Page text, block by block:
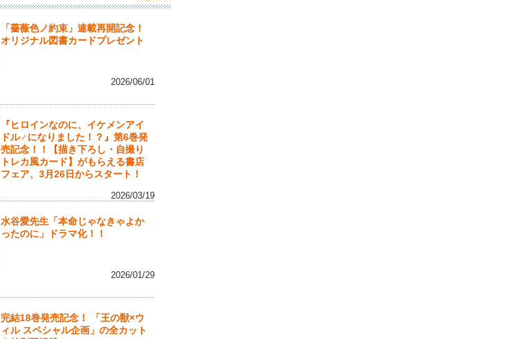
「薔薇色ノ約束」連載再開記念！
オリジナル図書カードプレゼント
2026/06/01
『ヒロインなのに、イケメンアイ
ドル♂になりました！？』第6巻発
売記念！！【描き下ろし・自撮り
トレカ風カード】がもらえる書店
フェア、3月26日からスタート！
2026/03/19
水谷愛先生「本命じゃなきゃよか
ったのに」ドラマ化！！
2026/01/29
完結18巻発売記念！ 「王の獣×ウ
ィル スペシャル企画」の全カット